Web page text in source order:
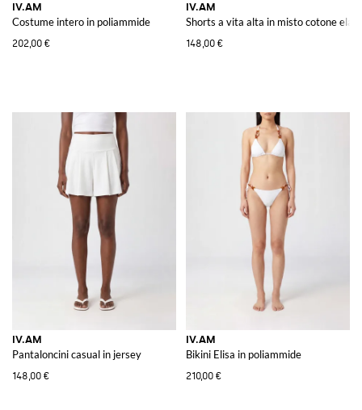
IV.AM
Costume intero in poliammide
202,00 €
IV.AM
Shorts a vita alta in misto cotone
148,00 €
IV.AM
Pantaloncini casual in jersey
148,00 €
IV.AM
Bikini Elisa in poliammide
210,00 €